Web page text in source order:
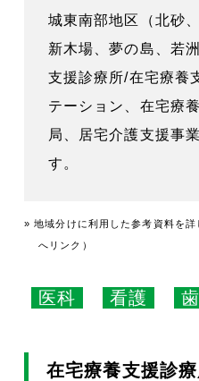
城東南部地区（北砂
新木場、夢の島、若
支援診療所/在宅療養
テーション、在宅療
局、居宅介護支援事
す。
» 地域分けに利用した参考資料を
へリンク）
医科 看護
在宅療養支援診